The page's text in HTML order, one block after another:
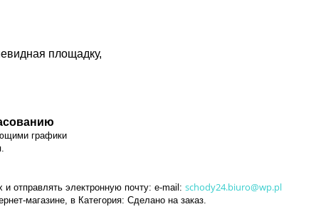
площадку,
графики
отправлять электронную почту: e-mail: schody24.biuro@wp.pl
магазине, в Категория: Сделано на заказ.